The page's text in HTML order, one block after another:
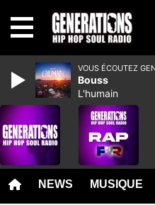
NEWS MUSIQUE
VOUS ÉCOUTEZ
Bouss
L'humain